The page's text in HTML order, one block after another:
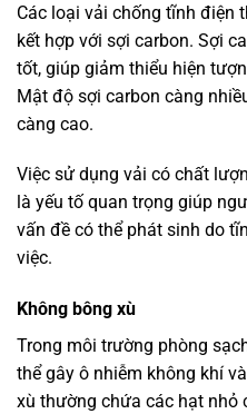
Các loại vải chống tĩnh điện
kết hợp với sợi carbon. Sợi
tốt, giúp giảm thiểu hiện
Mật độ sợi carbon càng
càng cao.
Việc sử dụng vải có chất
là yếu tố quan trọng giúp
vấn đề có thể phát sinh do
việc.
Không bông xù
Trong môi trường phòng
thể gây ô nhiễm không khí
xù thường chứa các hạt nhỏ